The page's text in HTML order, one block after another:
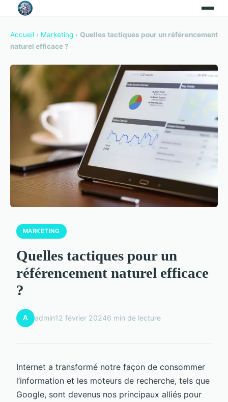
Accueil › Marketing › Quelles tactiques pour un référencement
naturel efficace ?
MARKETING
Quelles tactiques pour un
référencement naturel efficace
?
A admin12 février 20246 min de lecture
Internet a transformé notre façon de consommer
l’information et les moteurs de recherche, tels que
Google, sont devenus nos principaux alliés pour